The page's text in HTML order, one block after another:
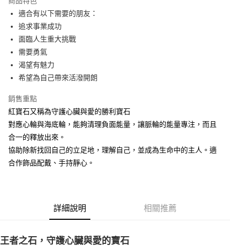
Apple Pay
街口支付
悠遊付
ATM付款
全家取貨付款
每筆NT$80，滿NT$3,000(含以上)免運費
7-11取貨付款
郵局幫你送（離島）
每筆NT$80，滿NT$3,000(含以上)免運費
付款後門市自取
適合有以下需要的朋友：
追求事業成功
面臨人生重大挑戰
需要勇氣
渴望有魅力
希望為自己帶來活潑開朗
銷售重點
紅寶石又稱為守護心臟與愛的勝利寶石
對應心輪與海底輪，能夠清理負面能量，讓脈輪的能量專注，而且
合一的釋放出來。
協助除新找回自己的立足地，理解自己，並成為生命中的主人。適
合作飾品配戴、手持靜心。
詳細說明 相關推薦
王者之石，守護心臟與愛的寶石